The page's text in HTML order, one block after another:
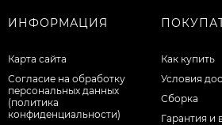
ИНФОРМАЦИЯ
Карта сайта
Согласие на обработку
персональных данных
(политика
конфиденциальности)
Как купить
Условия
Сборка
Гарантия и